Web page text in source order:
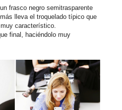
frasco negro semitrasparente
lleva el troquelado típico que
característico.
final, haciéndolo muy